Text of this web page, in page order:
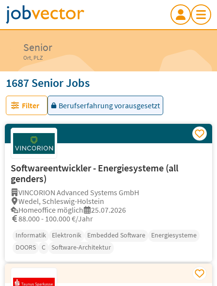
Senior
Ort, PLZ
1687 Senior Jobs
Filter Berufserfahrung vorausgesetzt
Softwareentwickler - Energiesysteme (all
genders)
VINCORION Advanced Systems GmbH
Wedel, Schleswig-Holstein
Homeoffice möglich
25.07.2026
88.000 - 100.000 €/Jahr
Informatik Elektronik Embedded Software
Energiesysteme
DOORS
C Software-Architektur